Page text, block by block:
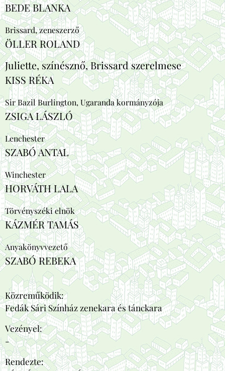
BEDE BLANKA
Brissard, zeneszerző
ÖLLER ROLAND
Juliette, színésznő, Brissard szerelmese
KISS RÉKA
Sir Bazil Burlington, Ugaranda kormányzója
ZSIGA LÁSZLÓ
Lenchester
SZABÓ ANTAL
Winchester
HORVÁTH LALA
Törvényszéki elnök
KÁZMÉR TAMÁS
Anyakönyvvezető
SZABÓ REBEKA
Közreműködik:
Fedák Sári Színház zenekara és tánckara
Vezényel:
-
Rendezte: